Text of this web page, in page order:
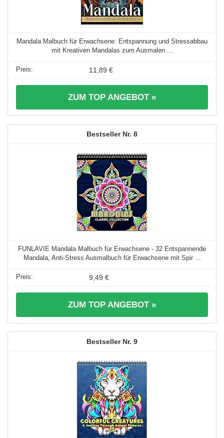
Mandala Malbuch für Erwachsene: Entspannung und Stressabbau
mit Kreativen Mandalas zum Ausmalen ...
11,89 €
ZUM TOP ANGEBOT »
8
FUNLAVIE Mandala Malbuch für Erwachsene - 32 Entspannende
Mandala, Anti-Stress Ausmalbuch für Erwachsene mit Spir ...
9,49 €
ZUM TOP ANGEBOT »
9